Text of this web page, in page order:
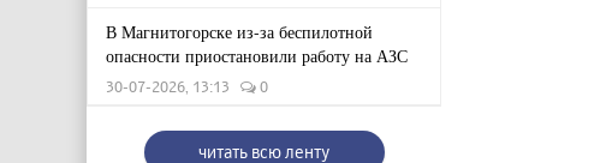
В Магнитогорске из-за беспилотной
опасности приостановили работу на АЗС
30-07-2026, 13:13 0
читать всю ленту